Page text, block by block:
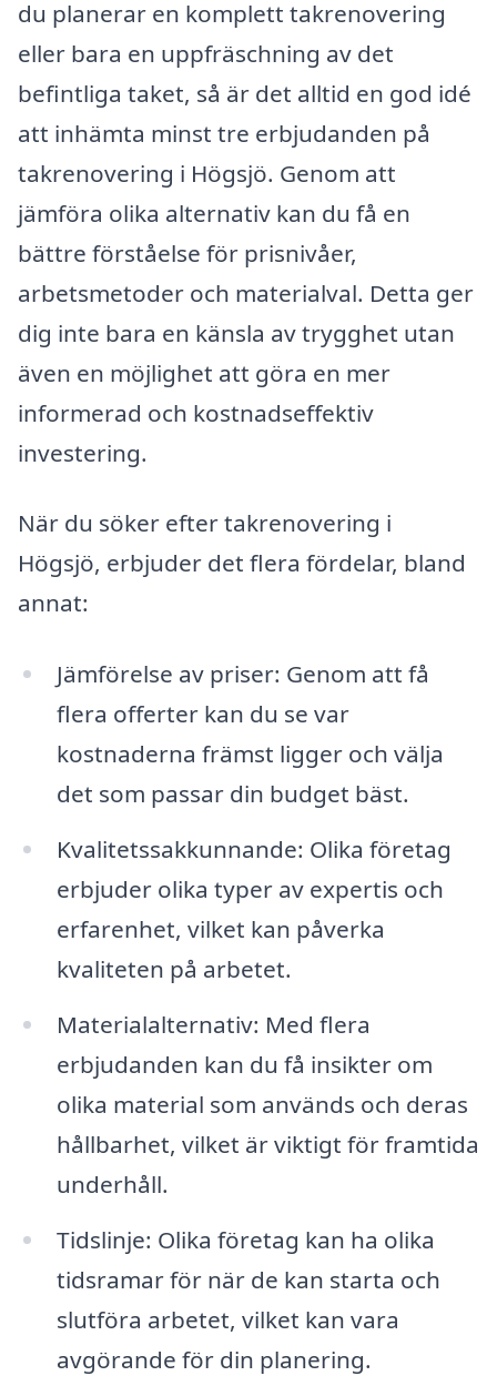
du planerar en komplett takrenovering
eller bara en uppfräschning av det
befintliga taket, så är det alltid en god idé
att inhämta minst tre erbjudanden på
takrenovering i Högsjö. Genom att
jämföra olika alternativ kan du få en
bättre förståelse för prisnivåer,
arbetsmetoder och materialval. Detta ger
dig inte bara en känsla av trygghet utan
även en möjlighet att göra en mer
informerad och kostnadseffektiv
investering.
När du söker efter takrenovering i
Högsjö, erbjuder det flera fördelar, bland
annat:
Jämförelse av priser: Genom att få
flera offerter kan du se var
kostnaderna främst ligger och välja
det som passar din budget bäst.
Kvalitetssakkunnande: Olika företag
erbjuder olika typer av expertis och
erfarenhet, vilket kan påverka
kvaliteten på arbetet.
Materialalternativ: Med flera
erbjudanden kan du få insikter om
olika material som används och deras
hållbarhet, vilket är viktigt för framtida
underhåll.
Tidslinje: Olika företag kan ha olika
tidsramar för när de kan starta och
slutföra arbetet, vilket kan vara
avgörande för din planering.